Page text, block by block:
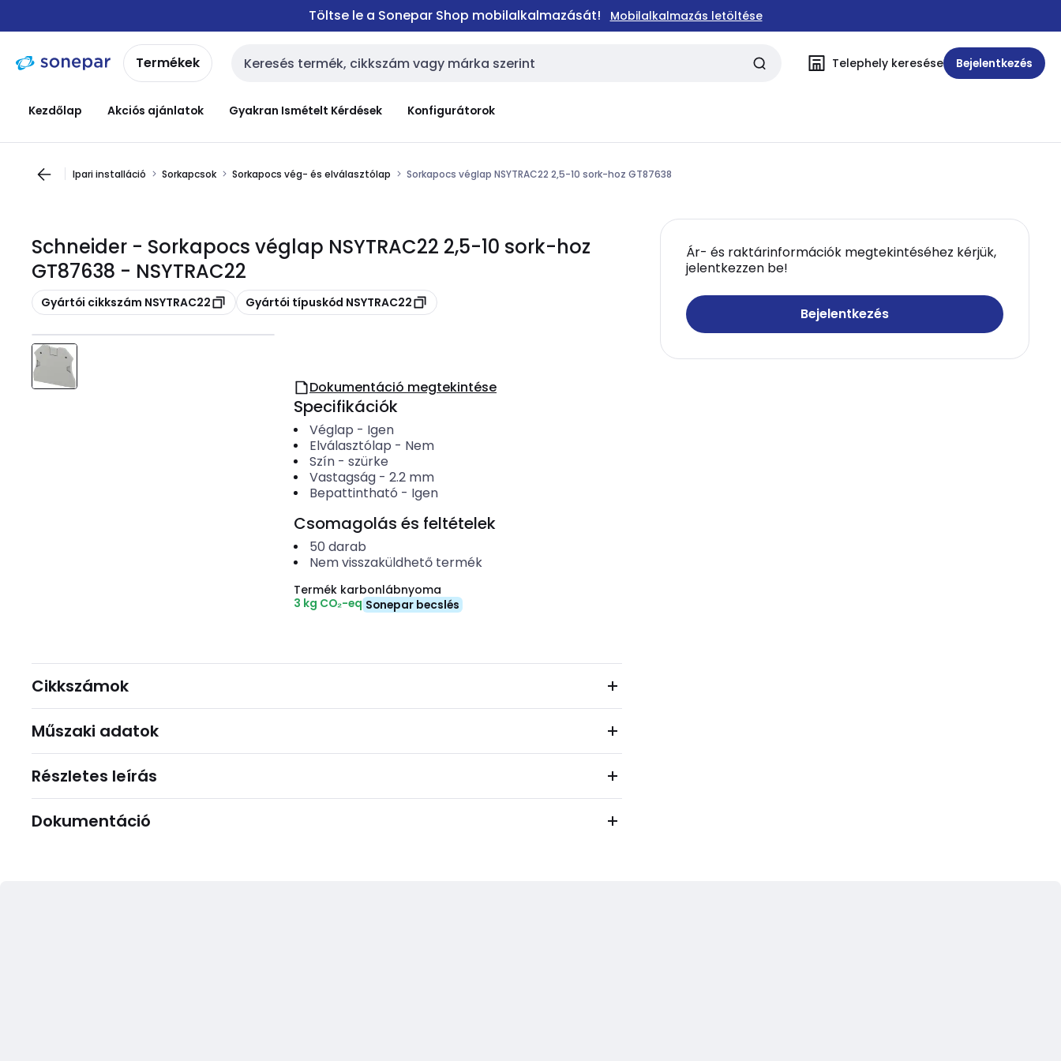
navigációhoztartalomra
Töltse le a Sonepar Shop mobilalkalmazását! Mobilalkalmazás letöltése
Termékek Keresési bemenet Telephely keresése Bejelentkezés
Kezdőlap Akciós ajánlatok Gyakran Ismételt Kérdések Konfigurátorok
Ipari installáció Sorkapcsok Sorkapocs vég- és elválasztólap Sorkapocs véglap NSYTRAC22 2,5-10 sork-hoz GT87638
Schneider - Sorkapocs véglap NSYTRAC22 2,5-10 sork-hoz
GT87638 - NSYTRAC22
Másolás
Gyártói cikkszám NSYTRAC22 Másolás
Gyártói típuskód NSYTRAC22
Ár- és raktárinformációk megtekintéséhez kérjük,
jelentkezzen be!
Bejelentkezés
Dokumentáció megtekintése
Specifikációk
Véglap - Igen
Elválasztólap - Nem
Szín- szürke
Vastagság- 2.2 mm
Bepattintható - Igen
Csomagolás és feltételek
50 darab
Nem visszaküldhető termék
Termék karbonlábnyoma
3 kg CO₂-eq Sonepar becslés
Cikkszámok
Műszaki adatok
Részletes leírás
Dokumentáció